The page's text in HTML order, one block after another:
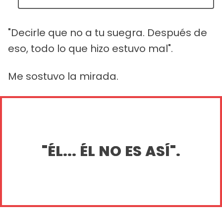
"Decirle que no a tu suegra. Después de
eso, todo lo que hizo estuvo mal".
Me sostuvo la mirada.
"ÉL... ÉL NO ES ASÍ".